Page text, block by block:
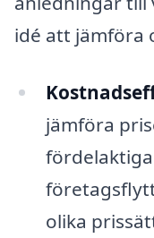
idé att jämföra
jämföra
olika